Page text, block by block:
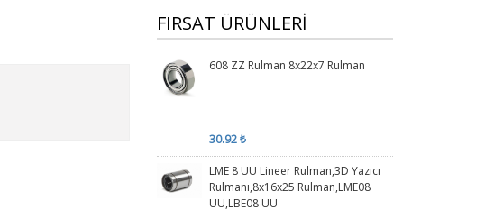
FIRSAT ÜRÜNLERİ
608 ZZ Rulman 8x22x7 Rulman
30.92 ₺
LME 8 UU Lineer Rulman,3D Yazıcı
Rulmanı,8x16x25 Rulman,LME08
UU,LBE08 UU